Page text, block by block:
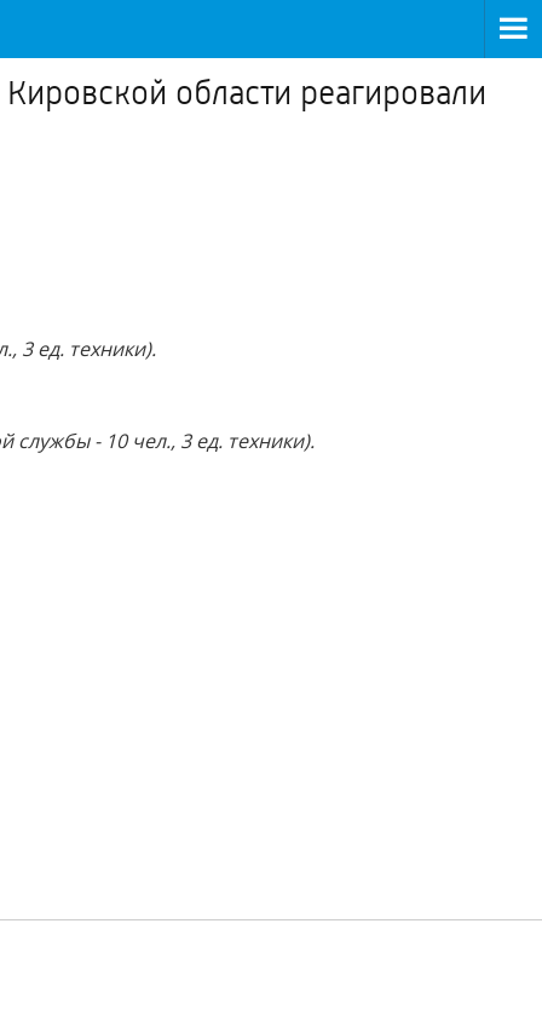
области реагировали
3 ед. техники).
- 10 чел., 3 ед. техники).